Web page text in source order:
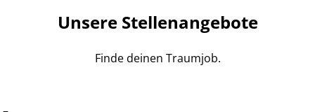
Unsere Stellenangebote
Finde deinen Traumjob.